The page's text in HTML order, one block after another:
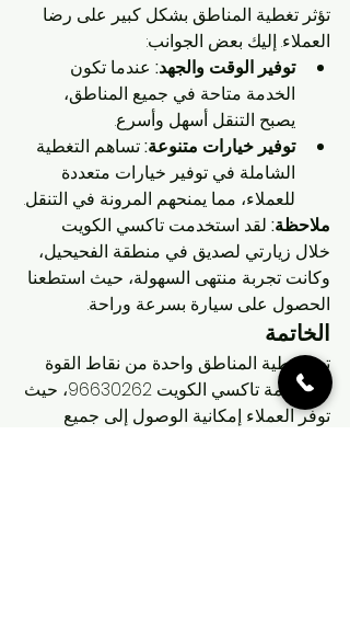
تؤثر تغطية المناطق بشكل كبير على رضا
العملاء. إليك بعض الجوانب:
توفير الوقت والجهد: عندما تكون
الخدمة متاحة في جميع المناطق،
يصبح التنقل أسهل وأسرع.
توفير خيارات متنوعة: تساهم التغطية
الشاملة في توفير خيارات متعددة
للعملاء، مما يمنحهم المرونة في التنقل.
ملاحظة: لقد استخدمت تاكسي الكويت
خلال زيارتي لصديق في منطقة الفحيحيل،
وكانت تجربة منتهى السهولة، حيث استطعنا
الحصول على سيارة بسرعة وراحة.
الخاتمة
تعد تغطية المناطق واحدة من نقاط القوة
في خدمة تاكسي الكويت 96630262، حيث
توفر العملاء إمكانية الوصول إلى جميع